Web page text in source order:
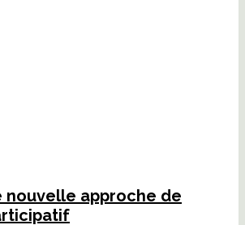
nouvelle approche de